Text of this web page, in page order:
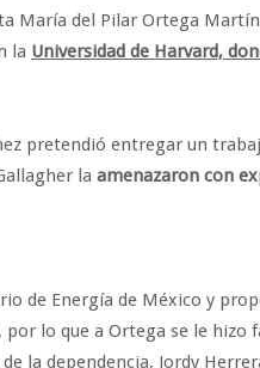
María del Pilar Ortega
la Universidad de Harvard,
pretendió entregar un
la amenazaron con
de Energía de México y
lo que a Ortega se le hizo
la dependencia, Jordy